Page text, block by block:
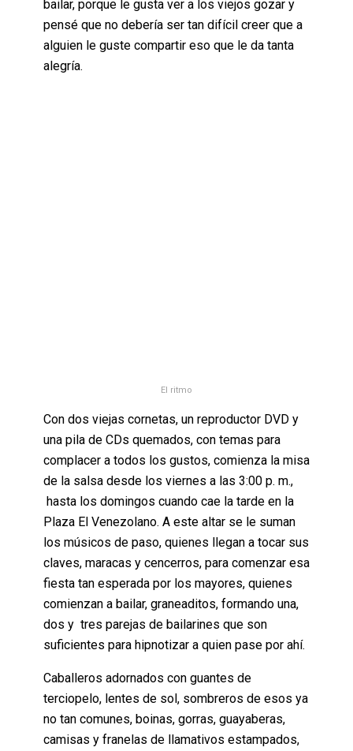
bailar, porque le gusta ver a los viejos gozar y
pensé que no debería ser tan difícil creer que a
alguien le guste compartir eso que le da tanta
alegría.
El ritmo
Con dos viejas cornetas, un reproductor DVD y
una pila de CDs quemados, con temas para
complacer a todos los gustos, comienza la misa
de la salsa desde los viernes a las 3:00 p. m.,
hasta los domingos cuando cae la tarde en la
Plaza El Venezolano. A este altar se le suman
los músicos de paso, quienes llegan a tocar sus
claves, maracas y cencerros, para comenzar esa
fiesta tan esperada por los mayores, quienes
comienzan a bailar, graneaditos, formando una,
dos y tres parejas de bailarines que son
suficientes para hipnotizar a quien pase por ahí.
Caballeros adornados con guantes de
terciopelo, lentes de sol, sombreros de esos ya
no tan comunes, boinas, gorras, guayaberas,
camisas y franelas de llamativos estampados,